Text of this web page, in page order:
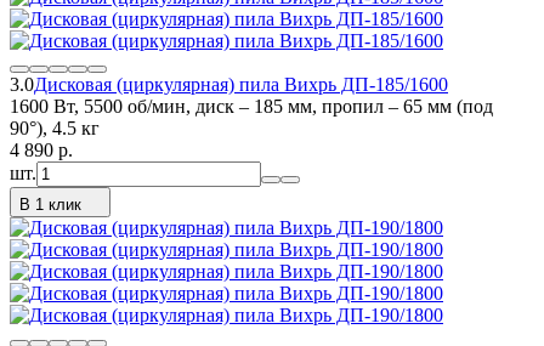
3.0Дисковая (циркулярная) пила Вихрь ДП-185/1600
1600 Вт, 5500 об/мин, диск – 185 мм, пропил – 65 мм (под
90°), 4.5 кг
4 890 p.
шт.
В 1 клик